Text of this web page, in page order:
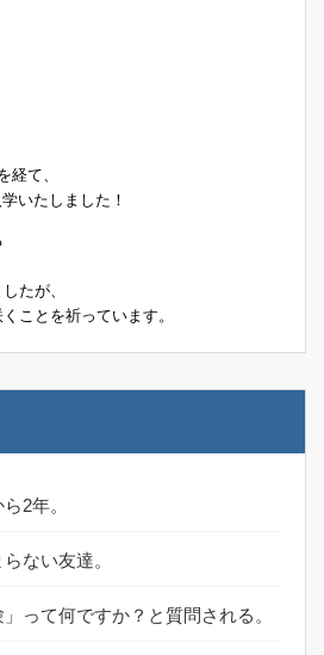
経て、
いたしました！
たが、
ことを祈っています。
2年。
ない友達。
って何ですか？と質問される。